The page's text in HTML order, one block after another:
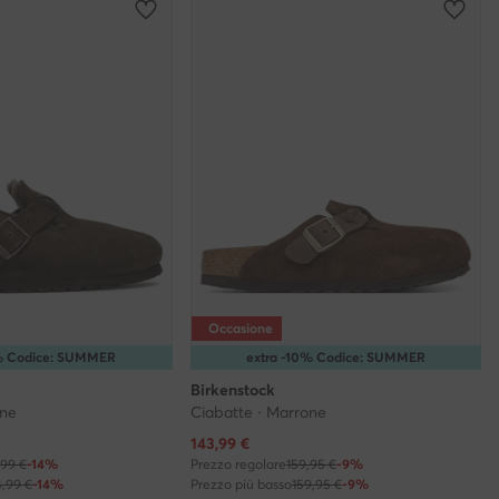
Codice: SUMMER
€-14%
€-14%
extra -10% Codice: SUMMER
Occasione
Birkenstock
Ciabatte · Marrone
Prezzo attuale
143,99 €
Prezzo regolare159,95 €-9%
Prezzo più basso159,95 €-9%